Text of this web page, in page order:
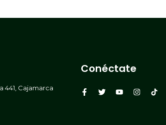
441, Cajamarca
Conéctate